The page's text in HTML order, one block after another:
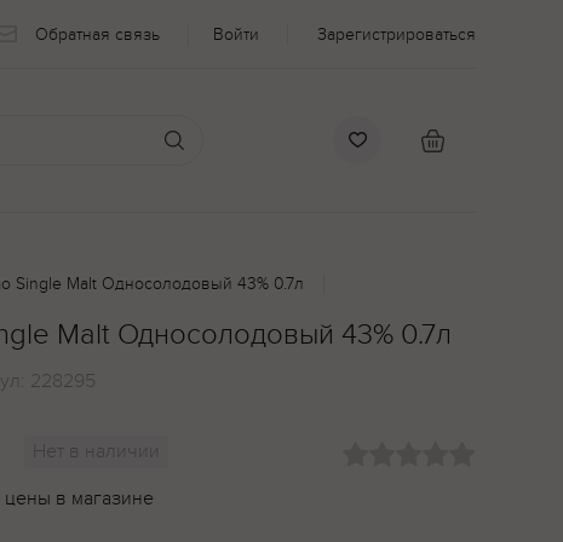
Обратная связь Войти Зарегистрироваться
Single Malt Односолодовый 43% 0.7л
Malt Односолодовый 43% 0.7л
228295
Нет в наличии
цены в магазине